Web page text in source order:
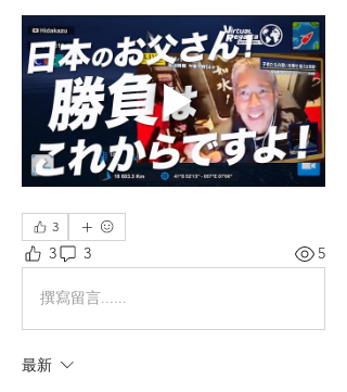
3
3 3 5
撰寫留言......
最新